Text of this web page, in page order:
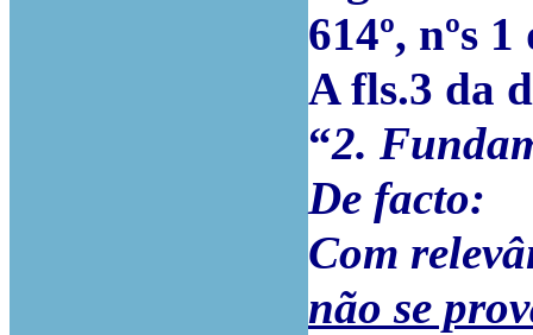
614º, nºs
A fls.3 da
“2.
De facto:
Com
não se